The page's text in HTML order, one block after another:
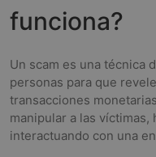
funciona?
Un scam es una técnica
personas para que
transacciones
manipular a las
interactuando con una